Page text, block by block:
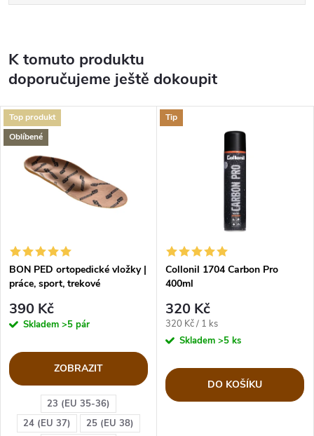
K tomuto produktu
doporučujeme ještě dokoupit
Top produkt
Oblíbené
23 (EU 35-36)
24 (EU 37)
25 (EU 38)
BON PED ortopedické vložky |
práce, sport, trekové
390 Kč
Skladem >5 pár
ZOBRAZIT
Tip
Collonil 1704 Carbon Pro
400ml
320 Kč
Měrná
cena:
320 Kč / 1 ks
Skladem >5 ks
DO KOŠÍKU